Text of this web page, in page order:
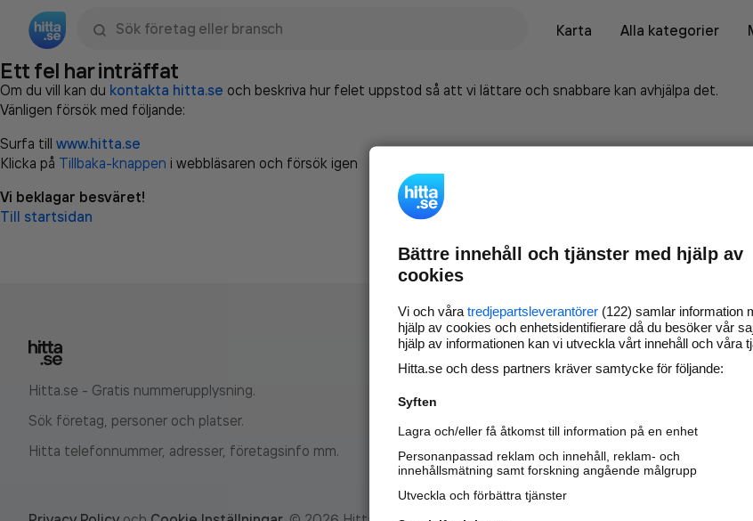
Karta
Alla kategorier
Ett fel har inträffat
Om du vill kan du kontakta hitta.se och beskriva hur felet uppstod så att vi lättare och snabbare kan avhjälpa det.
Vänligen försök med följande:
Surfa till www.hitta.se
Klicka på Tillbaka-knappen i webbläsaren och försök igen
Vi beklagar besväret!
Till startsidan
Hitta.se - Gratis nummerupplysning.
Sök företag, personer och platser.
Hitta telefonnummer, adresser, företagsinfo mm.
Marknadsför företaget på
nya kunder och
samarbetspartners nära dig.
Läs mer här
Bättre innehåll och tjänster med hjälp av
cookies
Vi och våra tredjepartsleverantörer (122) samlar information
hjälp av cookies och enhetsidentifierare då du besöker vår
hjälp av informationen kan vi utveckla vårt innehåll och våra
Hitta.se och dess partners kräver samtycke för följande:
Syften
Lagra och/eller få åtkomst till information på en enhet
Personanpassad reklam och innehåll, reklam- och
innehållsmätning samt forskning angående målgrupp
Utveckla och förbättra tjänster